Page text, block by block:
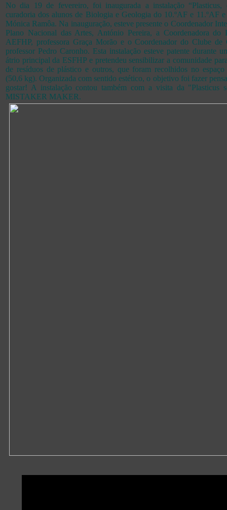
No dia 19 de fevereiro, foi inaugurada a instalação
curadoria dos alunos de Biologia e Geologia do 10.ºAF e 11.ºAF e
Mónica Ramôa. Na inauguração, esteve presente o Coordenador
Plano Nacional das Artes, António Pereira, a Coordenadora do
AEFHP, professora Graça Morão e o Coordenador do Clube de
professor Pedro Caronho. Esta instalação esteve patente durante
átrio principal da ESFHP e pretendeu sensibilizar a comunidade
de resíduos de plástico e outros, que foram recolhidos no espaço
(50,6 kg). Organizada com sentido estético, o objetivo foi fazer
gostar! A instalação contou também com a visita da "Plasticus
MISTAKER MAKER.